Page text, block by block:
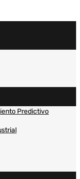
Predictivo